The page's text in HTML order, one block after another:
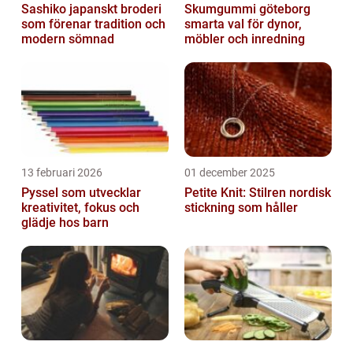
Sashiko japanskt broderi
som förenar tradition och
modern sömnad
Skumgummi göteborg
smarta val för dynor,
möbler och inredning
13 februari 2026
Pyssel som utvecklar
kreativitet, fokus och
glädje hos barn
01 december 2025
Petite Knit: Stilren nordisk
stickning som håller